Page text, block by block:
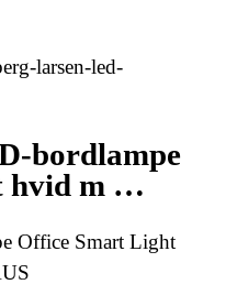
larsen-led-
bordlampe
hvid m …
Office Smart Light